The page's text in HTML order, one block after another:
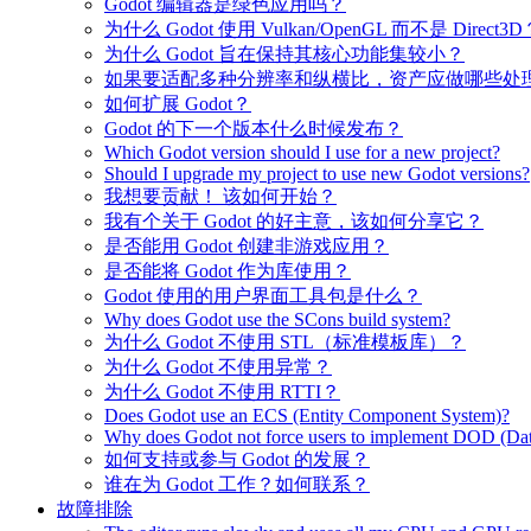
Godot 编辑器是绿色应用吗？
为什么 Godot 使用 Vulkan/OpenGL 而不是 Direct3D
为什么 Godot 旨在保持其核心功能集较小？
如果要适配多种分辨率和纵横比，资产应做哪些处
如何扩展 Godot？
Godot 的下一个版本什么时候发布？
Which Godot version should I use for a new project?
Should I upgrade my project to use new Godot versions?
我想要贡献！ 该如何开始？
我有个关于 Godot 的好主意，该如何分享它？
是否能用 Godot 创建非游戏应用？
是否能将 Godot 作为库使用？
Godot 使用的用户界面工具包是什么？
Why does Godot use the SCons build system?
为什么 Godot 不使用 STL（标准模板库）？
为什么 Godot 不使用异常？
为什么 Godot 不使用 RTTI？
Does Godot use an ECS (Entity Component System)?
Why does Godot not force users to implement DOD
如何支持或参与 Godot 的发展？
谁在为 Godot 工作？如何联系？
故障排除